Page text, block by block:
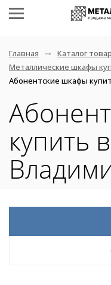
Главная
Каталог
Металлические шкафы
Абонентские шкафы
купить
Архивные